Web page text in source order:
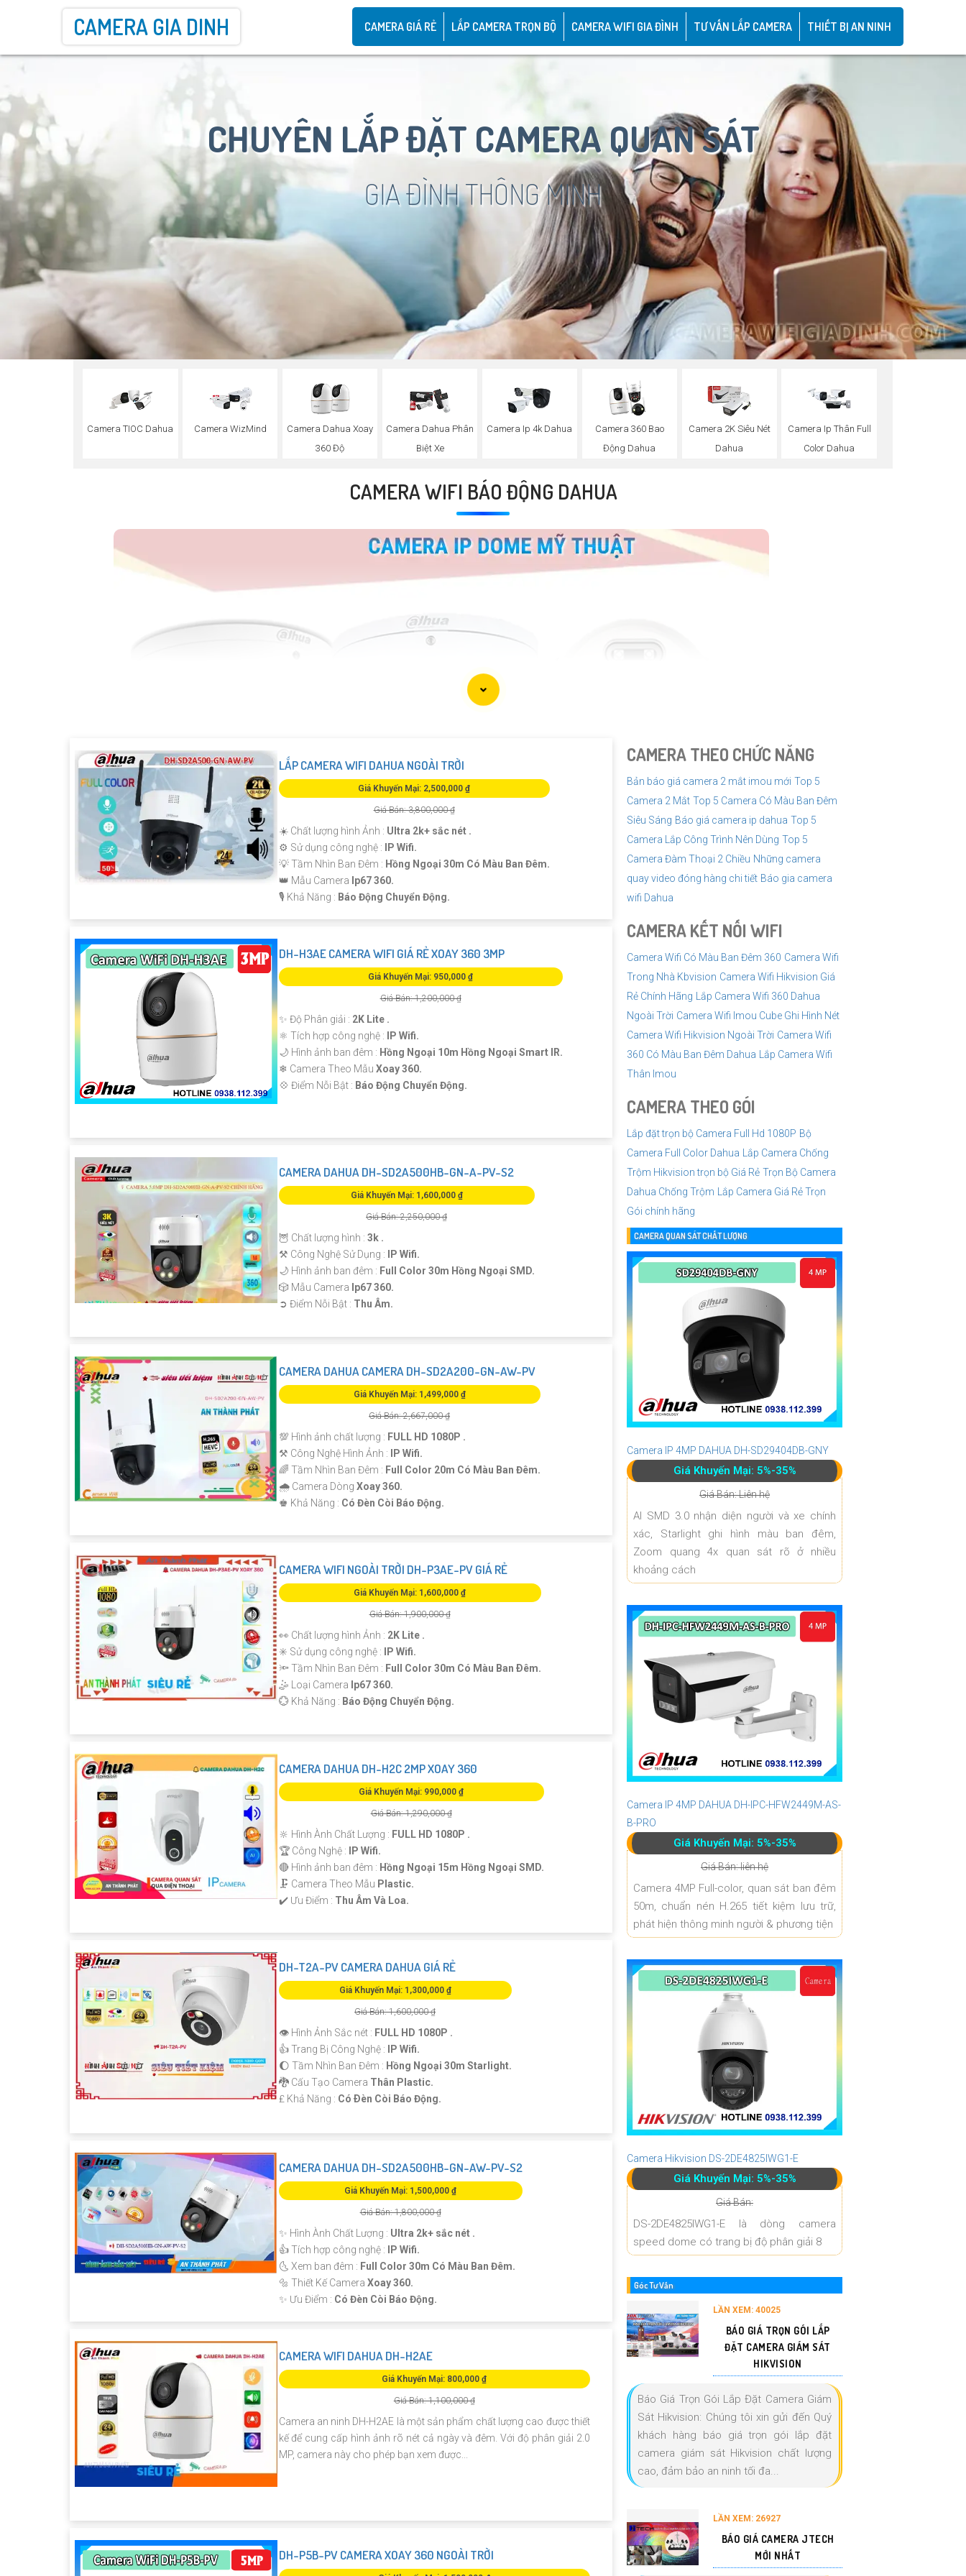
CAMERA GIA DINH CAMERA GIÁ RẺ LẮP CAMERA TRỌN BỘ CAMERA WIFI GIA ĐÌNH TƯ VẤN LẮP CAMERA THIẾT BỊ AN NINH
CHUYÊN LẮP ĐẶT CAMERA QUAN SÁT
GIA ĐÌNH THÔNG MINH
Camera TIOC Dahua Camera WizMind
Camera Dahua Xoay
360 Độ
Camera Dahua Phân
Biệt Xe
Camera Ip 4k Dahua
Camera 360 Bao
Động Dahua
Camera 2K Siêu Nét
Dahua
Camera Ip Thân Full
Color Dahua
CAMERA WIFI BÁO ĐỘNG DAHUA
LẮP CAMERA WIFI DAHUA NGOÀI TRỜI
Giá Khuyến Mại: 2,500,000 ₫
Giá Bán: 3,800,000 ₫
☀️ Chất lượng hình Ảnh : Ultra 2k+ sắc nét .
⚙ Sử dụng công nghệ :
IP Wifi.
💡 Tầm Nhìn Ban Đêm : Hồng Ngoại 30m Có Màu Ban Đêm.
👑 Mẫu Camera Ip67 360.
️🎙 Khả Năng : Báo Động Chuyển Động.
DH-H3AE CAMERA WIFI GIÁ RẺ XOAY 360 3MP
Giá Khuyến Mại: 950,000 ₫
Giá Bán: 1,200,000 ₫
✨ Độ Phân giải : 2K Lite .
⚛️ Tích hợp công nghệ :
IP Wifi.
🌙 Hình ảnh ban đêm : Hồng Ngoại 10m Hồng Ngoại Smart IR.
❄ Camera Theo Mẫu Xoay 360.
️💠 Điểm Nỗi Bật : Báo Động Chuyển Động.
CAMERA DAHUA DH-SD2A500HB-GN-A-PV-S2
Giá Khuyến Mại: 1,600,000 ₫
Giá Bán: 2,250,000 ₫
🦉 Chất lượng hình : 3k .
⚒ Công Nghệ Sử Dụng :
IP Wifi.
🌙 Hình ảnh ban đêm : Full Color 30m Hồng Ngoại SMD.
🎲 Mẫu Camera Ip67 360.
️➲ Điểm Nỗi Bật : Thu Âm.
CAMERA DAHUA CAMERA DH-SD2A200-GN-AW-PV
Giá Khuyến Mại: 1,499,000 ₫
Giá Bán: 2,667,000 ₫
💯 Hình ảnh chất lượng : FULL HD 1080P .
⚒ Công Nghệ Hình Ảnh :
IP Wifi.
🌈 Tầm Nhìn Ban Đêm : Full Color 20m Có Màu Ban Đêm.
🌧️ Camera Dòng Xoay 360.
️♚ Khả Năng : Có Đèn Còi Báo Động.
CAMERA WIFI NGOÀI TRỜI DH-P3AE-PV GIÁ RẺ
Giá Khuyến Mại: 1,600,000 ₫
Giá Bán: 1,900,000 ₫
️
👀 Chất lượng hình Ảnh : 2K Lite .
✳️ Sử dụng công nghệ :
IP Wifi.
🔦 Tầm Nhìn Ban Đêm : Full Color 30m Có Màu Ban Ðêm.
🤹 Loại Camera Ip67 360.
️💮 Khả Năng : Báo Động Chuyển Động.
CAMERA DAHUA DH-H2C 2MP XOAY 360
Giá Khuyến Mại: 990,000 ₫
Giá Bán: 1,290,000 ₫
🔆 Hình Ành Chất Lượng : FULL HD 1080P .
🏆 Công Nghệ : IP Wifi.
🔴 Hình ảnh ban đêm : Hồng Ngoại 15m Hồng Ngoại SMD.
🗜️ Camera Theo Mẫu Plastic.
️✔️ Ưu Điểm : Thu Âm Và Loa.
DH-T2A-PV CAMERA DAHUA GIÁ RẺ
Giá Khuyến Mại: 1,300,000 ₫
Giá Bán: 1,600,000 ₫
👁 Hình Ảnh Sắc nét : FULL HD 1080P .
👍 Trang Bị Công Nghệ :
IP Wifi.
🌔 Tầm Nhìn Ban Đêm : Hồng Ngoại 30m Starlight.
🐉️ Cấu Tạo Camera Thân Plastic.
️₤ Khả Năng : Có Ðèn Còi Báo Động.
CAMERA DAHUA DH-SD2A500HB-GN-AW-PV-S2
Giá Khuyến Mại: 1,500,000 ₫
Giá Bán: 1,800,000 ₫
✨ Hình Ành Chất Lượng : Ultra 2k+ sắc nét .
👍 Tích hợp công nghệ :
IP Wifi.
🌜 Xem ban đêm : Full Color 30m Có Màu Ban Đêm.
🔩 Thiết Kế Camera Xoay 360.
️✨ Ưu Điểm : Có Đèn Còi Báo Động.
CAMERA WIFI DAHUA DH-H2AE
Giá Khuyến Mại: 800,000 ₫
Giá Bán: 1,100,000 ₫
Camera an ninh DH-H2AE là một sản phẩm chất lượng cao được thiết
kế để cung cấp hình ảnh rõ nét cả ngày và đêm. Với độ phân giải 2.0
MP, camera này cho phép bạn xem được...
DH-P5B-PV CAMERA XOAY 360 NGOÀI TRỜI
CAMERA THEO CHỨC NĂNG
Bản báo giá camera 2 mắt imou mới Top 5
Camera 2 Mắt Top 5 Camera Có Màu Ban Đêm
Siêu Sáng Báo giá camera ip dahua Top 5
Camera Lắp Công Trình Nên Dùng Top 5
Camera Đàm Thoại 2 Chiều Những camera
quay video đóng hàng chi tiết Báo gia camera
wifi Dahua
CAMERA KẾT NỐI WIFI
Camera Wifi Có Màu Ban Đêm 360 Camera Wifi
Trong Nhà Kbvision Camera Wifi Hikvision Giá
Rẻ Chính Hãng
Lắp Camera Wifi 360 Dahua
Ngoài Trời Camera Wifi Imou Cube Ghi Hình Nét
Camera Wifi Hikvision Ngoài Trời Camera Wifi
360 Có Màu Ban Đêm Dahua
Lắp Camera Wifi
Thân Imou
CAMERA THEO GÓI
Lắp đặt trọn bộ Camera Full Hd 1080P Bộ
Camera Full Color Dahua
Lắp Camera Chống
Trộm Hikvision trọn bộ Giá Rẻ Trọn Bộ Camera
Dahua Chống Trộm
Lắp Camera Giá Rẻ Trọn
Gói chính hãng
CAMERA QUAN SÁT CHẤT LƯỢNG
Camera IP 4MP DAHUA DH-SD29404DB-GNY
Giá Khuyến Mại: 5%-35%
Giá Bán: Liên hệ
AI SMD 3.0 nhận diện người và xe chính
xác, Starlight ghi hình màu ban đêm,
Zoom quang 4x quan sát rõ ở nhiều
khoảng cách
Camera IP 4MP DAHUA DH-IPC-HFW2449M-AS-
B-PRO
Giá Khuyến Mại: 5%-35%
Giá Bán: liên hệ
Camera 4MP Full-color, quan sát ban đêm
50m, chuẩn nén H.265 tiết kiệm lưu trữ,
phát hiện thông minh người & phương tiện
Camera Hikvision DS-2DE4825IWG1-E
Giá Khuyến Mại: 5%-35%
Giá Bán:
DS-2DE4825IWG1-E là dòng camera
speed dome có trang bị độ phân giải 8
Góc Tư Vấn
LẦN XEM: 40025
BÁO GIÁ TRỌN GÓI LẮP
ĐẶT CAMERA GIÁM SÁT
HIKVISION
Báo Giá Trọn Gói Lắp Đặt Camera Giám
Sát Hikvision: Chúng tôi xin gửi đến Quý
khách hàng báo giá trọn gói lắp đặt
camera giám sát Hikvision chất lượng
cao, đảm bảo an ninh tối đa...
LẦN XEM: 26927
BÁO GIÁ CAMERA JTECH
MỚI NHẤT